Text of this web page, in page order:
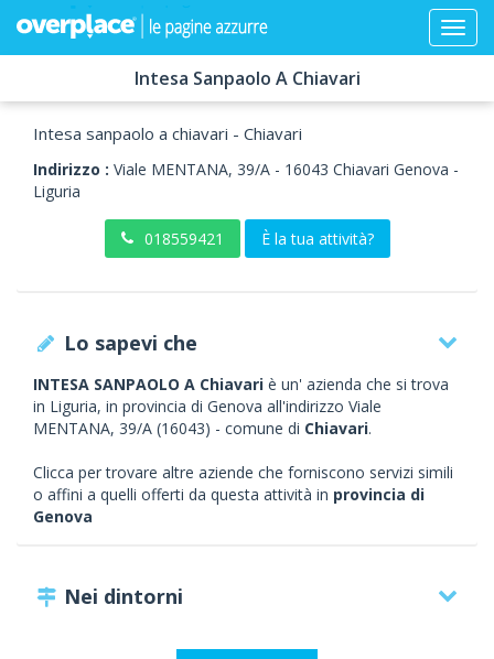
Intesa Sanpaolo A Chiavari
Intesa sanpaolo a chiavari - Chiavari
Indirizzo : Viale MENTANA, 39/A - 16043 Chiavari Genova -
Liguria
018559421 È la tua attività?
Lo sapevi che
INTESA SANPAOLO A Chiavari è un' azienda che si trova
in Liguria, in provincia di Genova all'indirizzo Viale
MENTANA, 39/A (16043) - comune di Chiavari.
Clicca per trovare altre aziende che forniscono servizi simili
o affini a quelli offerti da questa attività in provincia di
Genova
Nei dintorni